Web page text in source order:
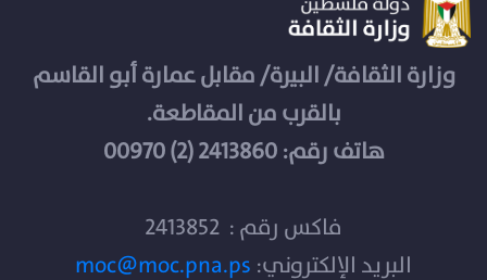
وزارة الثقافة/ البيرة/ مقابل عمارة أبو القاسم
بالقرب من المقاطعة.
هاتف رقم: 2413860 (2) 00970
فاكس رقم : 2413852
البريد الإلكتروني: moc@moc.pna.ps